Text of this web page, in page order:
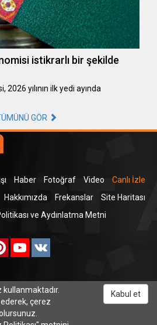
istikrarlı bir şekilde
yılının ilk yedi ayında
GÖR
Haber Fotoğraf Video
Canlı İzle
Hakkımızda Frekanslar
Site Haritası
ve Aydınlatma Metni
PinterestYouTube
çerez
Kabul et